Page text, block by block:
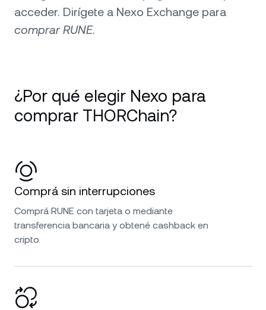
acceder. Dirígete a Nexo Exchange para
comprar RUNE.
¿Por qué elegir Nexo para
comprar THORChain?
Comprá sin interrupciones
Comprá RUNE con tarjeta o mediante
transferencia bancaria y obtené cashback en
cripto.